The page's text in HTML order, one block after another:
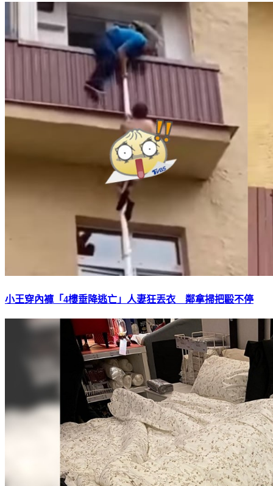
小王穿內褲「4樓垂降逃亡」人妻狂丟衣 鄰拿掃把毆不停